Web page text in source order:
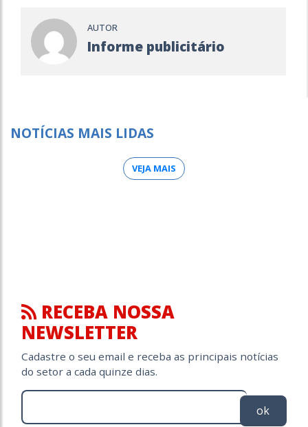
AUTOR
Informe publicitário
NOTÍCIAS MAIS LIDAS
VEJA MAIS
RECEBA NOSSA
NEWSLETTER
Cadastre o seu email e receba as principais notícias
do setor a cada quinze dias.
ok